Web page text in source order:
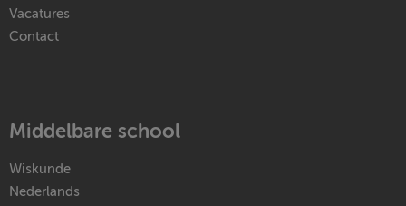
Vacatures
Contact
Middelbare school
Wiskunde
Nederlands